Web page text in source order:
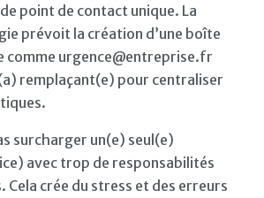
point de contact unique. La
prévoit la création d’une boîte
comme urgence@entreprise.fr
remplaçant(e) pour centraliser
surcharger un(e) seul(e)
avec trop de responsabilités
Cela crée du stress et des erreurs